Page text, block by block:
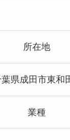
所在地
県成田市東和
業種